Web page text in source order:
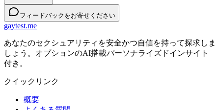
フィードバックをお寄せください
gaytest.me
あなたのセクシュアリティを安全かつ自信を持って探求しま
しょう。オプションのAI搭載パーソナライズドインサイト
付き。
クイックリンク
概要